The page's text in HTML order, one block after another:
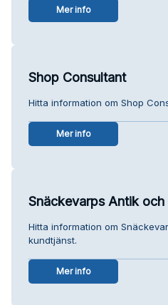
Mer info
Shop Consultant
Hitta information om Shop
Mer info
Snäckevarps Antik och
Hitta information om
kundtjänst.
Mer info